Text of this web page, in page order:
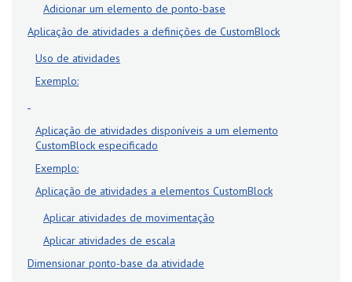
Adicionar um elemento de ponto-base
Aplicação de atividades a definições de CustomBlock
Uso de atividades
Exemplo:
Aplicação de atividades disponíveis a um elemento
CustomBlock especificado
Exemplo:
Aplicação de atividades a elementos CustomBlock
Aplicar atividades de movimentação
Aplicar atividades de escala
Dimensionar ponto-base da atividade